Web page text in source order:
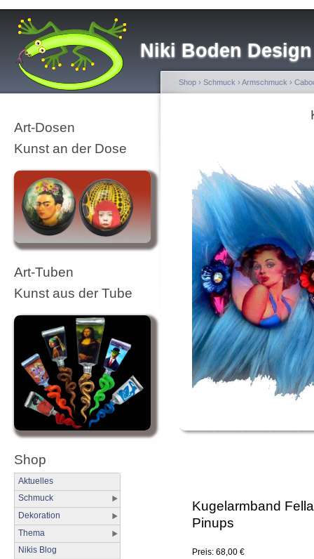
Niki Boden Design
Art-Dosen
Kunst an der Dose
Art-Tuben
Kunst aus der Tube
Shop
Aktuelles
Schmuck
Dekoration
Thema
Nikis Blog
Shop › Schmuck › Armschmuck ›
Kugelarmband
Pinups
Preis: 68,00 €